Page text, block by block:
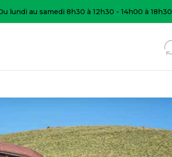
lundi au samedi 8h30 à 12h30 - 14h00 à 18h30